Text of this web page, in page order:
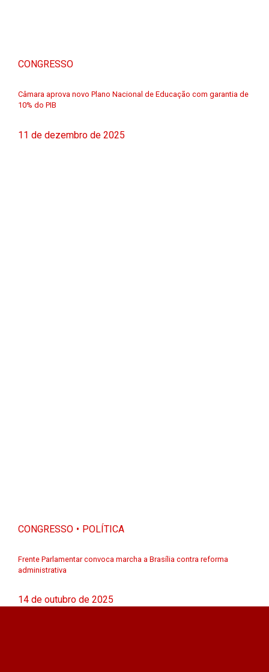
CONGRESSO
Câmara aprova novo Plano Nacional de Educação com garantia de
10% do PIB
11 de dezembro de 2025
CONGRESSO POLÍTICA
Frente Parlamentar convoca marcha a Brasília contra reforma
administrativa
14 de outubro de 2025